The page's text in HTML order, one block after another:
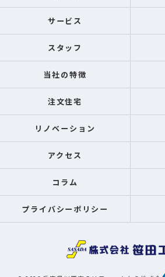
サービス
スタッフ
当社の特徴
注文住宅
リノベーション
アクセス
コラム
プライバシーポリシー